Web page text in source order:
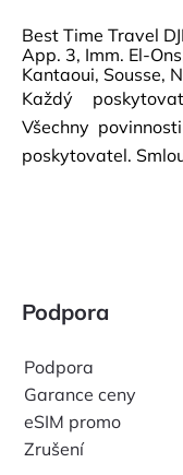
Best Time Travel
App. 3, Imm. El-
Kantaoui, Sousse,
Každý
Všechny
poskytovatel.
Podpora
Podpora
Garance ceny
eSIM promo
Zrušení